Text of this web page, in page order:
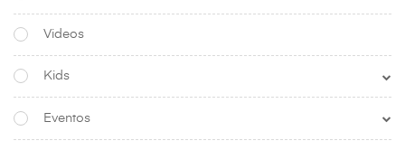
Videos
Kids
Eventos